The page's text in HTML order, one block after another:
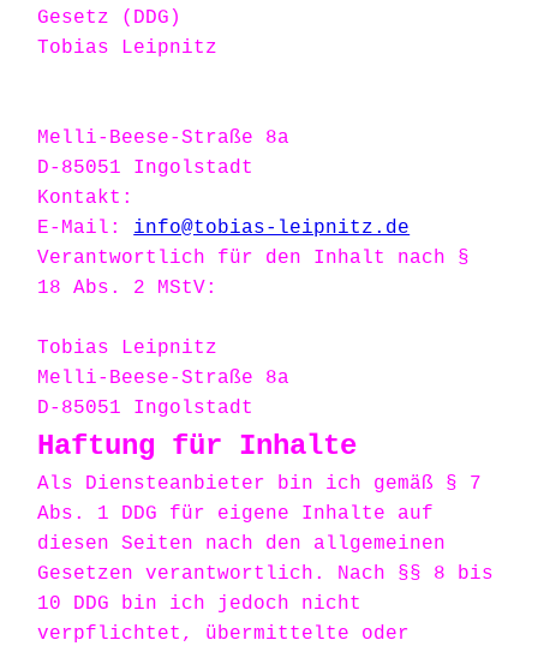
Gesetz (DDG)
Tobias Leipnitz
Melli-Beese-Straße 8a
D-85051 Ingolstadt
Kontakt:
E-Mail: info@tobias-leipnitz.de
Verantwortlich für den Inhalt nach §
18 Abs. 2 MStV:
Tobias Leipnitz
Melli-Beese-Straße 8a
D-85051 Ingolstadt
Haftung für Inhalte
Als Diensteanbieter bin ich gemäß § 7
Abs. 1 DDG für eigene Inhalte auf
diesen Seiten nach den allgemeinen
Gesetzen verantwortlich. Nach §§ 8 bis
10 DDG bin ich jedoch nicht
verpflichtet, übermittelte oder